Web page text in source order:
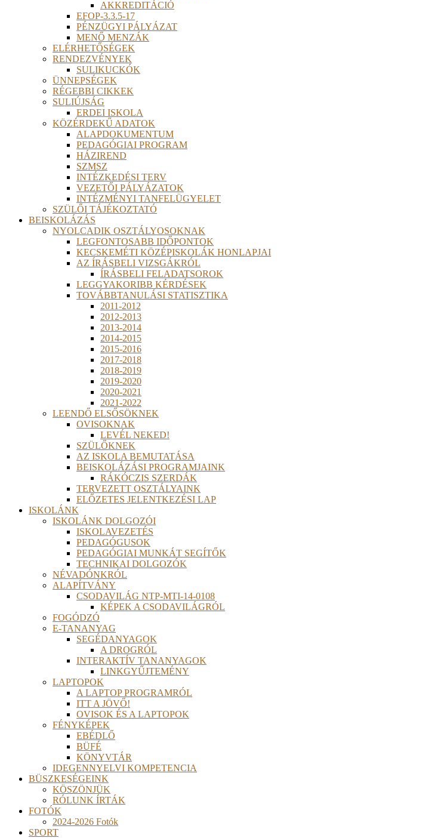
AKKREDITÁCIÓ
EFOP-3.3.5-17
PÉNZÜGYI PÁLYÁZAT
MENŐ MENZÁK
ELÉRHETŐSÉGEK
RENDEZVÉNYEK
SULIKUCKÓK
ÜNNEPSÉGEK
RÉGEBBI CIKKEK
SULIÚJSÁG
ERDEI ISKOLA
KÖZÉRDEKŰ ADATOK
ALAPDOKUMENTUM
PEDAGÓGIAI PROGRAM
HÁZIREND
SZMSZ
INTÉZKEDÉSI TERV
VEZETŐI PÁLYÁZATOK
INTÉZMÉNYI TANFELÜGYELET
SZÜLŐI TÁJÉKOZTATÓ
BEISKOLÁZÁS
NYOLCADIK OSZTÁLYOSOKNAK
LEGFONTOSABB IDŐPONTOK
KECSKEMÉTI KÖZÉPISKOLÁK HONLAPJAI
AZ ÍRÁSBELI VIZSGÁKRÓL
ÍRÁSBELI FELADATSOROK
LEGGYAKORIBB KÉRDÉSEK
TOVÁBBTANULÁSI STATISZTIKA
2011-2012
2012-2013
2013-2014
2014-2015
2015-2016
2017-2018
2018-2019
2019-2020
2020-2021
2021-2022
LEENDŐ ELSŐSÖKNEK
OVISOKNAK
LEVÉL NEKED!
SZÜLŐKNEK
AZ ISKOLA BEMUTATÁSA
BEISKOLÁZÁSI PROGRAMJAINK
RÁKÓCZIS SZERDÁK
TERVEZETT OSZTÁLYAINK
ELŐZETES JELENTKEZÉSI LAP
ISKOLÁNK
ISKOLÁNK DOLGOZÓI
ISKOLAVEZETÉS
PEDAGÓGUSOK
PEDAGÓGIAI MUNKÁT SEGÍTŐK
TECHNIKAI DOLGOZÓK
NÉVADÓNKRÓL
ALAPÍTVÁNY
CSODAVILÁG NTP-MTI-14-0108
KÉPEK A CSODAVILÁGRÓL
FOGÓDZÓ
E-TANANYAG
SEGÉDANYAGOK
A DROGRÓL
INTERAKTÍV TANANYAGOK
LINKGYŰJTEMÉNY
LAPTOPOK
A LAPTOP PROGRAMRÓL
ITT A JÖVŐ!
OVISOK ÉS A LAPTOPOK
FÉNYKÉPEK
EBÉDLŐ
BÜFÉ
KÖNYVTÁR
IDEGENNYELVI KOMPETENCIA
BÜSZKESÉGEINK
KÖSZÖNJÜK
RÓLUNK ÍRTÁK
FOTÓK
2024-2026 Fotók
SPORT